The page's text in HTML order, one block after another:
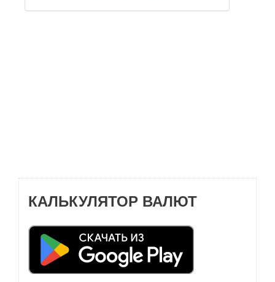
КАЛЬКУЛЯТОР ВАЛЮТ